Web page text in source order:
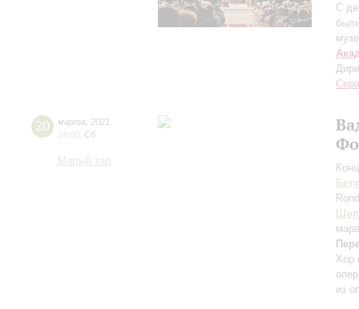
С
20 марта
2021
19:00 Сб
Малый зал
Хор
из